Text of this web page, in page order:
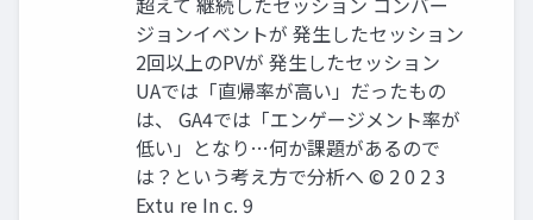
ジョンイベントが 発生したセッション
2回以上のPVが 発生したセッション
UAでは「直帰率が高い」だったもの
は、 GA4では「エンゲージメント率が
低い」となり…何か課題があるので
は？という考え方で分析へ © 2 0 2 3
Extu re In c. 9